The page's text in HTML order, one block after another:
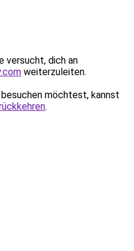
versucht, dich an
weiterzuleiten.
möchtest, kannst
.